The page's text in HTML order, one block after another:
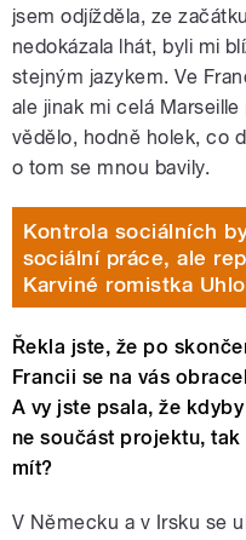
jsem odjížděla, ze
nedokázala lhát, byli mi
stejným jazykem. Ve
ale jinak mi celá
vědělo, hodně holek, co
o tom se mnou bavily.
Kontrola sociálních
sociální práce, ale
Karviné romistka
Řekla jste, že po
Francii se na vás
A vy jste psala, že
ne součást projektu,
mít?
V Německu a v Irsku se